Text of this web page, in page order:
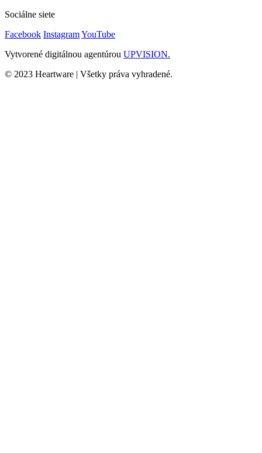
Sociálne siete
Facebook InstagramYouTube
Vytvorené digitálnou agentúrou UPVISION.
© 2023 Heartware | Všetky práva vyhradené.